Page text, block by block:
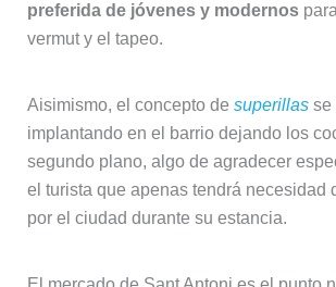
preferida de jóvenes y modernos
vermut y el tapeo.
Aisimismo, el concepto de superillasse
implantando en el barrio dejando los
segundo plano, algo de agradecer
el turista que apenas tendrá necesidad
por el ciudad durante su estancia.